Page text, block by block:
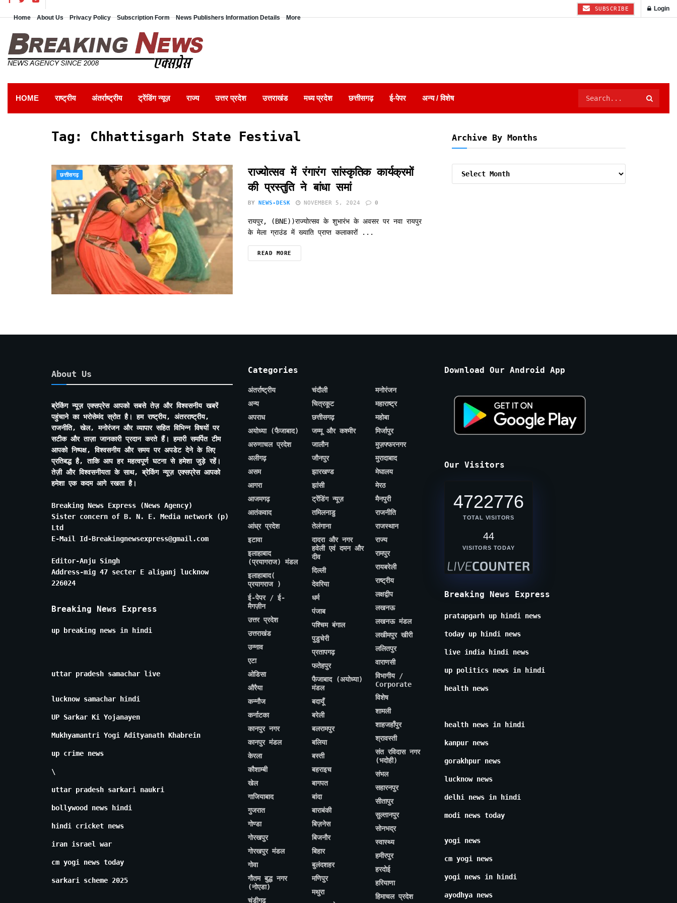
Home About Us Privacy Policy Subscription Form News Publishers Information Details More
SUBSCRIBE Login
HOME राष्ट्रीय अंतर्राष्ट्रीय ट्रेंडिंग न्यूज़ राज्य उत्तर प्रदेश उत्तराखंड मध्य प्रदेश छत्तीसगढ़ ई-पेपर अन्य / विशेष
Tag: Chhattisgarh State Festival
छत्तीसगढ़
राज्योत्सव में रंगारंग सांस्कृतिक कार्यक्रमों
की प्रस्तुति ने बांधा समां
BY NEWS-DESK NOVEMBER 5, 2024 0
रायपुर, (BNE))राज्योत्सव के शुभारंभ के अवसर पर नवा रायपुर
के मेला ग्राउंड में ख्याति प्राप्त कलाकारों ...
READ MORE
Archive By Months
About Us
ब्रेकिंग न्यूज़ एक्सप्रेस आपको सबसे तेज़ और विश्वसनीय खबरें
पहुंचाने का भरोसेमंद स्रोत है। हम राष्ट्रीय, अंतरराष्ट्रीय,
राजनीति, खेल, मनोरंजन और व्यापार सहित विभिन्न विषयों पर
सटीक और ताज़ा जानकारी प्रदान करते हैं। हमारी समर्पित टीम
आपको निष्पक्ष, विश्वसनीय और समय पर अपडेट देने के लिए
प्रतिबद्ध है, ताकि आप हर महत्वपूर्ण घटना से हमेशा जुड़े रहें।
तेज़ी और विश्वसनीयता के साथ, ब्रेकिंग न्यूज़ एक्सप्रेस आपको
हमेशा एक कदम आगे रखता है।
Breaking News Express (News Agency)
Sister concern of B. N. E. Media network (p)
Ltd
E-Mail Id-Breakingnewsexpress@gmail.com
Editor-Anju Singh
Address-mig 47 secter E aliganj lucknow
226024
Breaking News Express
up breaking news in hindi
uttar pradesh samachar live
lucknow samachar hindi
UP Sarkar Ki Yojanayen
Mukhyamantri Yogi Adityanath Khabrein
up crime news
\
uttar pradesh sarkari naukri
bollywood news hindi
hindi cricket news
iran israel war
cm yogi news today
sarkari scheme 2025
Categories
अंतर्राष्ट्रीय
अन्य
अपराध
अयोध्या (फैजाबाद)
अरुणाचल प्रदेश
अलीगढ़
असम
आगरा
आजमगढ़
आतंकवाद
आंध्र प्रदेश
इटावा
इलाहाबाद
(प्रयागराज) मंडल
इलाहाबाद(
प्रयागराज )
ई-पेपर / ई-
मैगज़ीन
उत्तर प्रदेश
उत्तराखंड
उन्नाव
एटा
ओडिसा
औरैया
कन्नौज
कर्नाटका
कानपुर नगर
कानपुर मंडल
केरला
कौशाम्बी
खेल
गाजियाबाद
गुजरात
गोण्डा
गोरखपुर
गोरखपुर मंडल
गोवा
गौतम बुद्ध नगर
(नोएडा)
चंडीगढ़
चंदौली
चित्रकूट
छत्तीसगढ़
जम्मू और कश्मीर
जालौन
जौनपुर
झारखण्ड
झांसी
ट्रेंडिंग न्यूज़
तमिलनाडु
तेलंगाना
दादरा और नगर
हवेली एवं दमन और
दीव
दिल्ली
देवरिया
धर्म
पंजाब
पश्चिम बंगाल
पुडुचेरी
प्रतापगढ़
फतेहपुर
फैजाबाद (अयोध्या)
मंडल
बदायूँ
बरेली
बलरामपुर
बलिया
बस्ती
बहराइच
बागपत
बांदा
बाराबंकी
बिज़नेस
बिजनौर
बिहार
बुलंदशहर
मणिपुर
मथुरा
मनोरंजन
महाराष्ट्र
महोबा
मिर्जापुर
मुज़फ्फरनगर
मुरादाबाद
मेघालय
मेरठ
मैनपुरी
राजनीति
राजस्थान
राज्य
रामपुर
रायबरेली
राष्ट्रीय
लक्षद्वीप
लखनऊ
लखनऊ मंडल
लखीमपुर खीरी
ललितपुर
वाराणसी
विभागीय /
Corporate
विशेष
शामली
शाहजहाँपुर
श्रावस्ती
संत रविदास नगर
(भदोही)
संभल
सहारनपुर
सीतापुर
सुल्तानपुर
सोनभद्र
स्वास्थ्य
हमीरपुर
हरदोई
हरियाणा
हिमाचल प्रदेश
Download Our Android App
Our Visitors
4722776
TOTAL VISITORS
44
VISITORS TODAY
Breaking News Express
pratapgarh up hindi news
today up hindi news
live india hindi news
up politics news in hindi
health news
health news in hindi
kanpur news
gorakhpur news
lucknow news
delhi news in hindi
modi news today
yogi news
cm yogi news
yogi news in hindi
ayodhya news